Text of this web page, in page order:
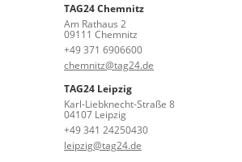
TAG24 Chemnitz
Am Rathaus 2
09111 Chemnitz
+49 371 6906600
chemnitz@tag24.de
TAG24 Leipzig
Karl-Liebknecht-Straße 8
04107 Leipzig
+49 341 24250430
leipzig@tag24.de